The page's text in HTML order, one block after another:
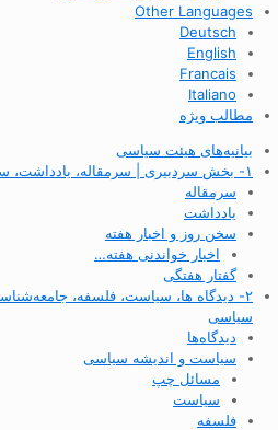
Other Languages
Deutsch
English
Francais
Italiano
مطالب ویژه
بیانیه‌های هیئت سیاسی
۱- بخش سردبیری | سرمقاله، یادداشت، سخن روز و پژوهش‌ها
سرمقاله
یادداشت
سخن روز و اخبار هفته
اخبار خواندنی هفته…
گفتار هفتگی
۲- دیدگاه ها، سیاست، فلسفه،
سیاسی
دیدگاه‌ها
سیاست و اندیشه سیاسی
مسائل چپ
سیاست
فلسفه